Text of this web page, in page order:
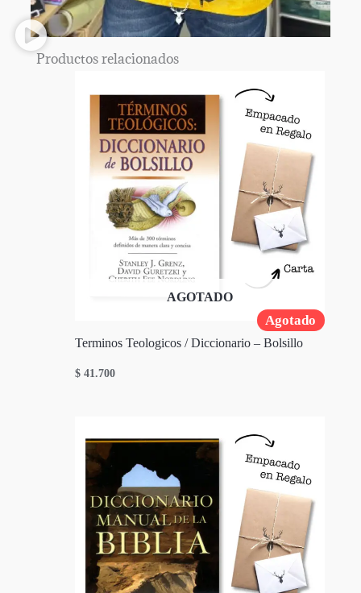
Productos relacionados
Agotado
AGOTADO
Terminos Teologicos / Diccionario – Bolsillo
$ 41.700